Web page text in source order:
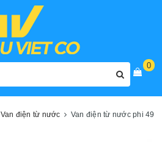
0
Van điện từ nước
Van điện từ nước phi 49